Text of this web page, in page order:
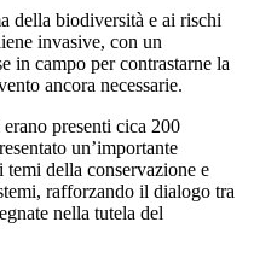
della biodiversità e ai rischi
invasive, con un
in campo per contrastarne la
ancora necessarie.
presenti cica 200
un’importante
della conservazione e
rafforzando il dialogo tra
nella tutela del